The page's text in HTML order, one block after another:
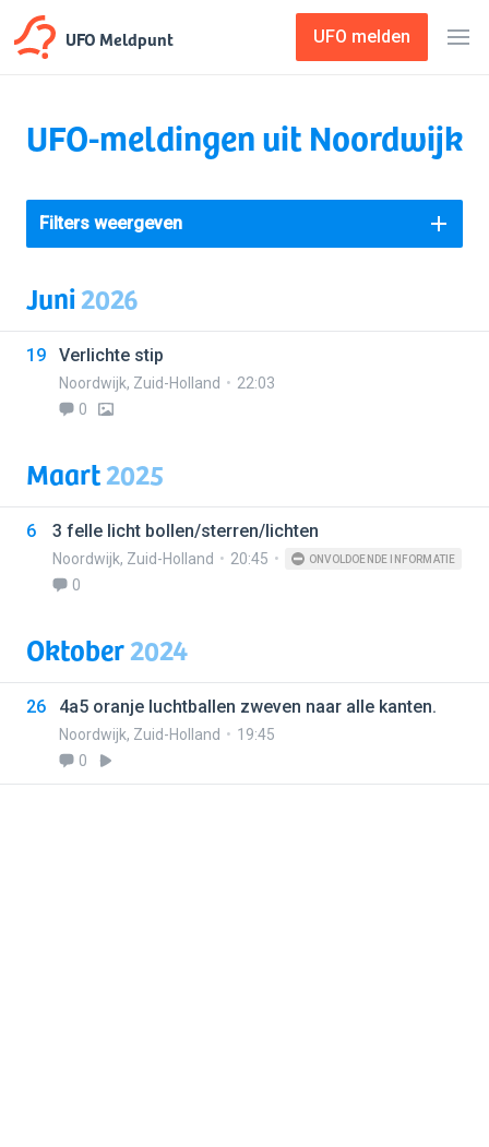
UFO Meldpunt UFO melden
UFO-meldingen uit Noordwijk
Filters weergeven
Juni2026
19 Verlichte stip
Noordwijk, Zuid-Holland
22:03
0
Maart2025
6 3 felle licht bollen/sterren/lichten
Noordwijk, Zuid-Holland 20:45 ONVOLDOENDE INFORMATIE
0
Oktober2024
26 4a5 oranje luchtballen zweven naar alle kanten.
Noordwijk, Zuid-Holland
19:45
0